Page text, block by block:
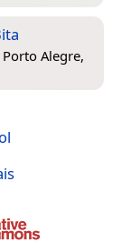
Porto Alegre,